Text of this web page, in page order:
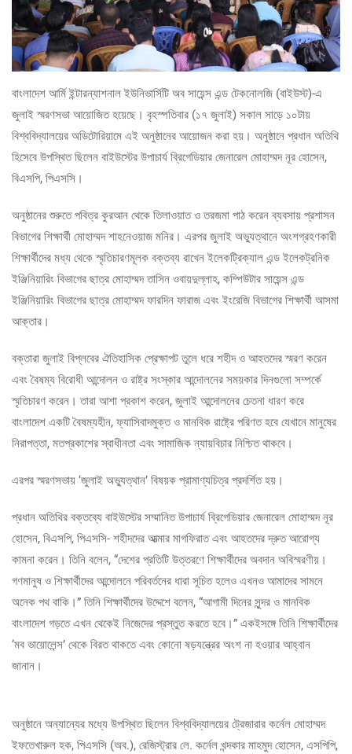
বাংলাদেশ আর্মি ইন্টারন্যাশনাল ইউনিভার্সিটি অব সায়েন্স এন্ড টেকনোলজি (বাইউস্ট)-এ
জুলাই স্মরণসভা আয়োজিত হয়েছে। বৃহস্পতিবার (১৭ জুলাই) সকাল সাড়ে ১০টায়
বিশ্ববিদ্যালয়ের অডিটোরিয়ামে এই অনুষ্ঠানের আয়োজন করা হয়। অনুষ্ঠানে প্রধান অতিথি
হিসেবে উপস্থিত ছিলেন বাইউস্টের উপাচার্য ব্রিগেডিয়ার জেনারেল মোহাম্মদ নূর হোসেন,
বিএসপি, পিএসসি।
অনুষ্ঠানের শুরুতে পবিত্র কুরআন থেকে তিলাওয়াত ও তরজমা পাঠ করেন ব্যবসায় প্রশাসন
বিভাগের শিক্ষার্থী মোহাম্মদ শাহনেওয়াজ মনির। এরপর জুলাই অভ্যুত্থানে অংশগ্রহণকারী
শিক্ষার্থীদের মধ্য থেকে স্মৃতিচারণমূলক বক্তব্য রাখেন ইলেকট্রিক্যাল এন্ড ইলেকট্রনিক
ইঞ্জিনিয়ারিং বিভাগের ছাত্র মোহাম্মদ তাসিন ওবায়দুল্লাহ, কম্পিউটার সায়েন্স এন্ড
ইঞ্জিনিয়ারিং বিভাগের ছাত্র মোহাম্মদ ফারদিন ফারাজ এবং ইংরেজি বিভাগের শিক্ষার্থী আসমা
আক্তার।
বক্তারা জুলাই বিপ্লবের ঐতিহাসিক প্রেক্ষাপট তুলে ধরে শহীদ ও আহতদের স্মরণ করেন
এবং বৈষম্য বিরোধী আন্দোলন ও রাষ্ট্র সংস্কার আন্দোলনের সময়কার দিনগুলো সম্পর্কে
স্মৃতিচারণ করেন। তারা আশা প্রকাশ করেন, জুলাই আন্দোলনের চেতনা ধারণ করে
বাংলাদেশ একটি বৈষম্যহীন, ফ্যাসিবাদমুক্ত ও মানবিক রাষ্ট্রে পরিণত হবে যেখানে মানুষের
নিরাপত্তা, মতপ্রকাশের স্বাধীনতা এবং সামাজিক ন্যায়বিচার নিশ্চিত থাকবে।
এরপর স্মরণসভায় ‘জুলাই অভ্যুত্থান’ বিষয়ক প্রামাণ্যচিত্র প্রদর্শিত হয়।
প্রধান অতিথির বক্তব্যে বাইউস্টের সম্মানিত উপাচার্য ব্রিগেডিয়ার জেনারেল মোহাম্মদ নূর
হোসেন, বিএসপি, পিএসসি- শহীদদের আত্মার মাগফিরাত এবং আহতদের দ্রুত আরোগ্য
কামনা করেন। তিনি বলেন, “দেশের প্রতিটি উত্তরণে শিক্ষার্থীদের অবদান অবিস্মরণীয়।
গণমানুষ ও শিক্ষার্থীদের আন্দোলনে পরিবর্তনের ধারা সূচিত হলেও এখনও আমাদের সামনে
অনেক পথ বাকি।” তিনি শিক্ষার্থীদের উদ্দেশে বলেন, “আগামী দিনের সুন্দর ও মানবিক
বাংলাদেশ গড়তে এখন থেকেই নিজেদের প্রস্তুত করতে হবে।” একইসঙ্গে তিনি শিক্ষার্থীদের
‘মব ভায়োলেন্স’ থেকে বিরত থাকতে এবং কোনো ষড়যন্ত্রের অংশ না হওয়ার আহ্বান
জানান।
অনুষ্ঠানে অন্যান্যের মধ্যে উপস্থিত ছিলেন বিশ্ববিদ্যালয়ের ট্রেজারার কর্নেল মোহাম্মদ
ইফতেখারুল হক, পিএসসি (অব.), রেজিস্ট্রার লে. কর্নেল খন্দকার মাহমুদ হোসেন, এসপিপি,